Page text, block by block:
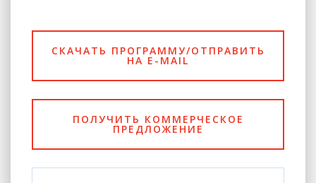
СКАЧАТЬ ПРОГРАММУ/ОТПРАВИТЬ
НА E-MAIL
ПОЛУЧИТЬ КОММЕРЧЕСКОЕ
ПРЕДЛОЖЕНИЕ